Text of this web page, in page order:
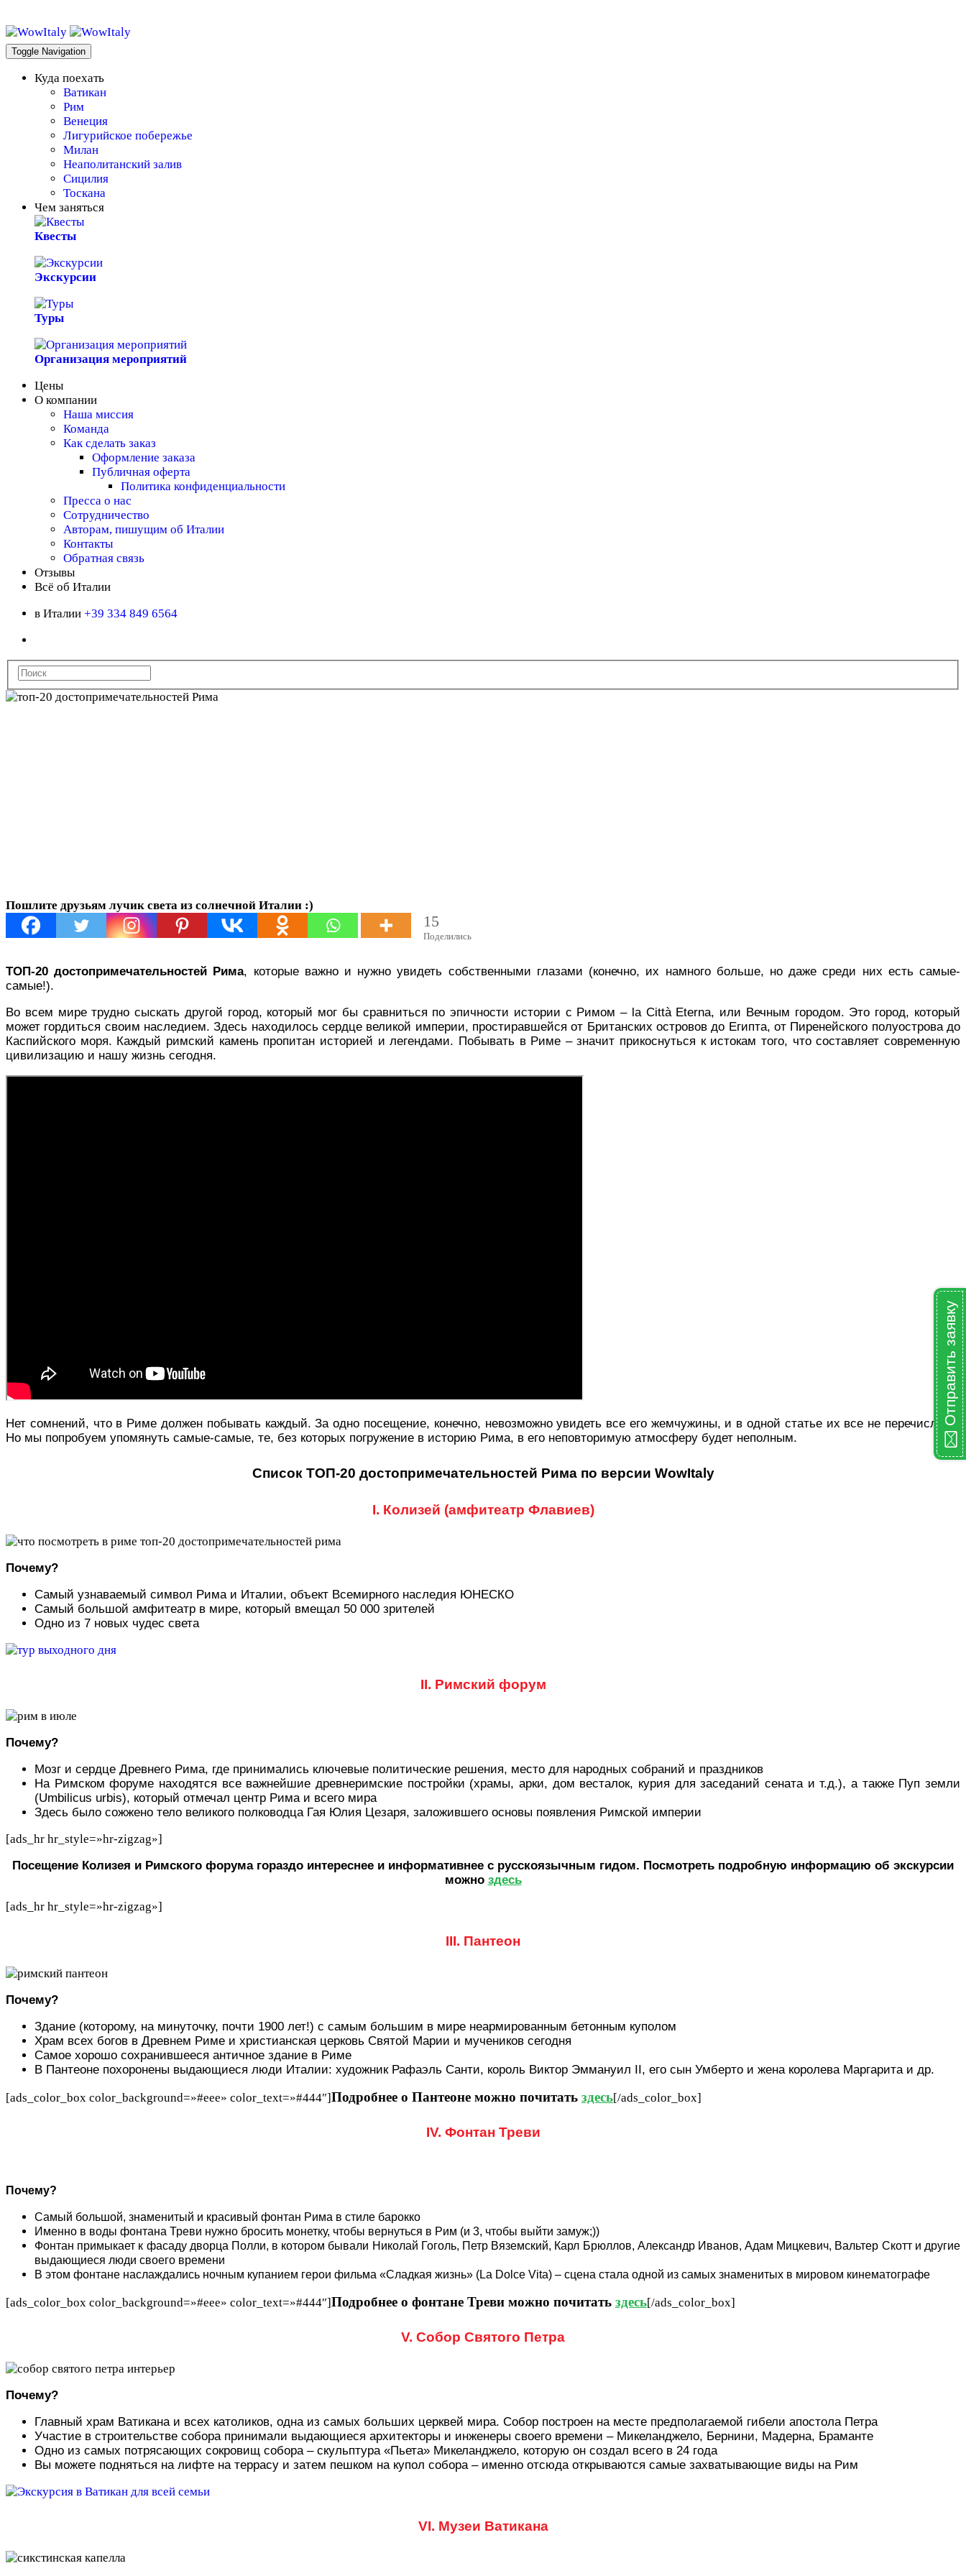
Toggle Navigation
Куда поехать
Ватикан
Рим
Венеция
Лигурийское побережье
Милан
Неаполитанский залив
Сицилия
Тоскана
Чем заняться
Квесты
Экскурсии
Туры
Организация мероприятий
Цены
О компании
Наша миссия
Команда
Как сделать заказ
Оформление заказа
Публичная оферта
Политика конфиденциальности
Пресса о нас
Сотрудничество
Авторам, пишущим об Италии
Контакты
Обратная связь
Отзывы
Всё об Италии
в Италии +39 334 849 6564
Пошлите друзьям лучик света из солнечной Италии :)
15
Поделились
ТОП-20 достопримечательностей Рима, которые важно и нужно увидеть собственными глазами (конечно, их намного больше, но даже среди них есть самые-
самые!).
Во всем мире трудно сыскать другой город, который мог бы сравниться по эпичности истории с Римом – la Città Eterna, или Вечным городом. Это город, который
может гордиться своим наследием. Здесь находилось сердце великой империи, простиравшейся от Британских островов до Египта, от Пиренейского полуострова до
Каспийского моря. Каждый римский камень пропитан историей и легендами. Побывать в Риме – значит прикоснуться к истокам того, что составляет современную
цивилизацию и нашу жизнь сегодня.
Нет сомнений, что в Риме должен побывать каждый. За одно посещение, конечно, невозможно увидеть все его жемчужины, и в одной статье их все не перечислить.
Но мы попробуем упомянуть самые-самые, те, без которых погружение в историю Рима, в его неповторимую атмосферу будет неполным.
Список ТОП-20 достопримечательностей Рима по версии WowItaly
I. Колизей (амфитеатр Флавиев)
Почему?
Самый узнаваемый символ Рима и Италии, объект Всемирного наследия ЮНЕСКО
Самый большой амфитеатр в мире, который вмещал 50 000 зрителей
Одно из 7 новых чудес света
II. Римский форум
Почему?
Мозг и сердце Древнего Рима, где принимались ключевые политические решения, место для народных собраний и праздников
На Римском форуме находятся все важнейшие древнеримские постройки (храмы, арки, дом весталок, курия для заседаний сената и т.д.), а также Пуп земли
(Umbilicus urbis), который отмечал центр Рима и всего мира
Здесь было сожжено тело великого полководца Гая Юлия Цезаря, заложившего основы появления Римской империи
[ads_hr hr_style=»hr-zigzag»]
Посещение Колизея и Римского форума гораздо интереснее и информативнее с русскоязычным гидом. Посмотреть подробную информацию об экскурсии
можно здесь
[ads_hr hr_style=»hr-zigzag»]
III. Пантеон
Почему?
Здание (которому, на минуточку, почти 1900 лет!) с самым большим в мире неармированным бетонным куполом
Храм всех богов в Древнем Риме и христианская церковь Святой Марии и мучеников сегодня
Самое хорошо сохранившееся античное здание в Риме
В Пантеоне похоронены выдающиеся люди Италии: художник Рафаэль Санти, король Виктор Эммануил II, его сын Умберто и жена королева Маргарита и др.
[ads_color_box color_background=»#eee» color_text=»#444″]Подробнее о Пантеоне можно почитать здесь[/ads_color_box]
IV. Фонтан Треви
Почему?
Самый большой, знаменитый и красивый фонтан Рима в стиле барокко
Именно в воды фонтана Треви нужно бросить монетку, чтобы вернуться в Рим (и 3, чтобы выйти замуж;))
Фонтан примыкает к фасаду дворца Полли, в котором бывали Николай Гоголь, Петр Вяземский, Карл Брюллов, Александр Иванов, Адам Мицкевич, Вальтер Скотт и другие
выдающиеся люди своего времени
В этом фонтане наслаждались ночным купанием герои фильма «Сладкая жизнь» (La Dolce Vita) – сцена стала одной из самых знаменитых в мировом кинематографе
[ads_color_box color_background=»#eee» color_text=»#444″]Подробнее о фонтане Треви можно почитать здесь[/ads_color_box]
V. Собор Святого Петра
Почему?
Главный храм Ватикана и всех католиков, одна из самых больших церквей мира. Собор построен на месте предполагаемой гибели апостола Петра
Участие в строительстве собора принимали выдающиеся архитекторы и инженеры своего времени – Микеланджело, Бернини, Мадерна, Браманте
Одно из самых потрясающих сокровищ собора – скульптура «Пьета» Микеланджело, которую он создал всего в 24 года
Вы можете подняться на лифте на террасу и затем пешком на купол собора – именно отсюда открываются самые захватывающие виды на Рим
VI. Музеи Ватикана
Отправить заявку